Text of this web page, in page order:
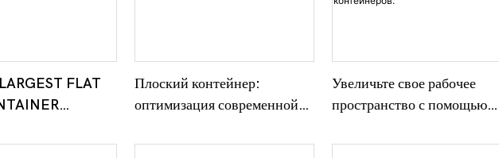
FLAT
AN EFFICIENT,
Плоский контейнер:
оптимизация современной
эффективностью
Увеличьте свое рабочее
пространство с помощью
офиса и конференц-зала из